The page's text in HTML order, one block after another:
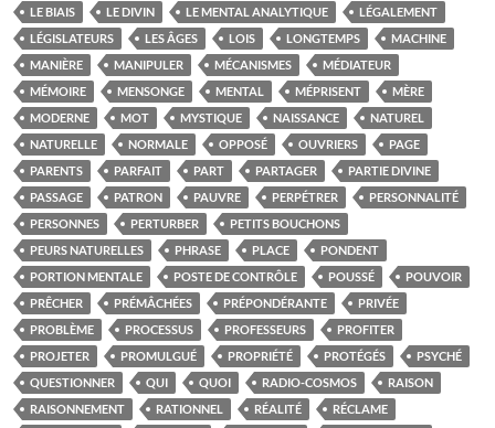
LE BIAIS
LE DIVIN LE MENTAL ANALYTIQUE
LÉGALEMENT
LÉGISLATEURS
LES ÂGES LOIS LONGTEMPS
MACHINE
MANIÈRE
MANIPULER MÉCANISMES
MÉDIATEUR
MÉMOIRE
MENSONGE MENTAL MÉPRISENT
MÈRE
MODERNE
MOT MYSTIQUE NAISSANCE
NATUREL
NATURELLE
NORMALE OPPOSÉ OUVRIERS
PAGE
PARENTS
PARFAIT PART PARTAGER
PARTIE DIVINE
PASSAGE
PATRON PAUVRE PERPÉTRER
PERSONNALITÉ
PERSONNES
PERTURBER
PETITS BOUCHONS
PEURS NATURELLES
PHRASE PLACE
PONDENT
PORTION MENTALE
POSTE DE CONTRÔLE POUSSÉ
POUVOIR
PRÊCHER
PRÉMÂCHÉES PRÉPONDÉRANTE
PRIVÉE
PROBLÈME
PROCESSUS PROFESSEURS
PROFITER
PROJETER
PROMULGUÉ PROPRIÉTÉ PROTÉGÉS
PSYCHÉ
QUESTIONNER
QUI QUOI RADIO-COSMOS
RAISON
RAISONNEMENT
RATIONNEL RÉALITÉ
RÉCLAME